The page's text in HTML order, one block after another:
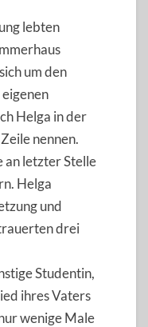
lebten
um den
Helga in der
nennen.
an letzter Stelle
Helga
und
drei
Studentin,
ihres Vaters
wenige Male